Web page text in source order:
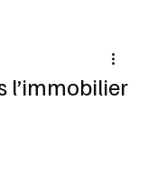
l’immobilier